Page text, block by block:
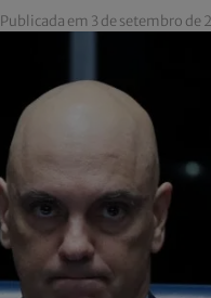
Publicada em 3 de setembro de